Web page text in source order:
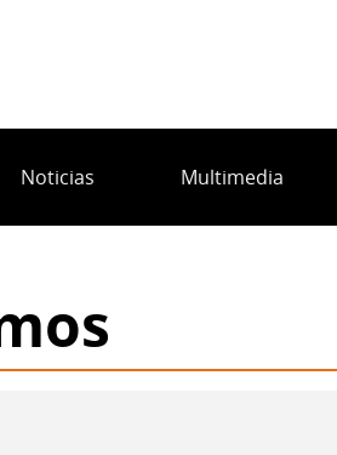
Noticias Multimedia